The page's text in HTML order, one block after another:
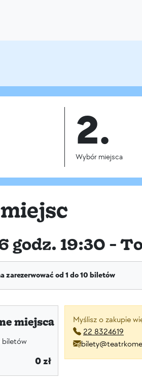
2.
Wybór miejsca
godz. 19:30 -
zarezerwować od 1 do 10 biletów
miejsca
biletów
0 zł
Myślisz o zakupie
22 8324619